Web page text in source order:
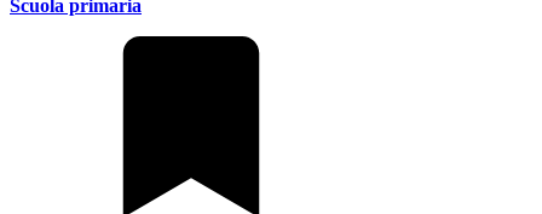
Scuola primaria